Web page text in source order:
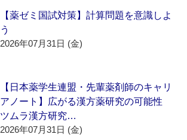
【薬ゼミ国試対策】計算問題を意識しよ
う
2026年07月31日 (金)
【日本薬学生連盟・先輩薬剤師のキャリ
アノート】広がる漢方薬研究の可能性
ツムラ漢方研究…
2026年07月31日 (金)